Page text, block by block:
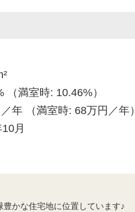
（満室時: 10.46%）
年 （満室時: 68万円／年）
月
かな住宅地に位置しています♪